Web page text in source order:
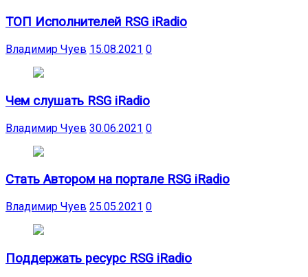
ТОП Исполнителей RSG iRadio
Владимир Чуев 15.08.2021 0
Чем слушать RSG iRadio
Владимир Чуев 30.06.2021 0
Стать Автором на портале RSG iRadio
Владимир Чуев 25.05.2021 0
Поддержать ресурс RSG iRadio